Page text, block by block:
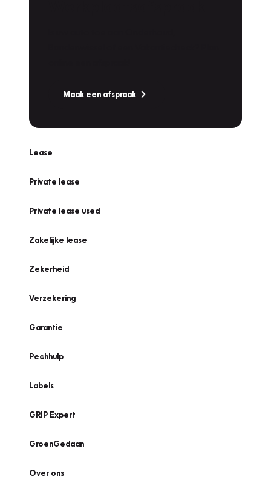
Maak een afspraak
Lease
Private lease
Private lease used
Zakelijke lease
Zekerheid
Verzekering
Garantie
Pechhulp
Labels
GRIP Expert
GroenGedaan
Over ons